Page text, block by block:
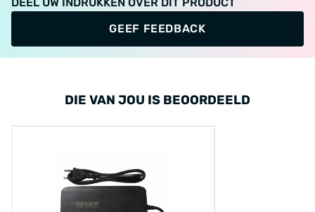
GEEF FEEDBACK
DIE VAN JOU IS BEOORDEELD